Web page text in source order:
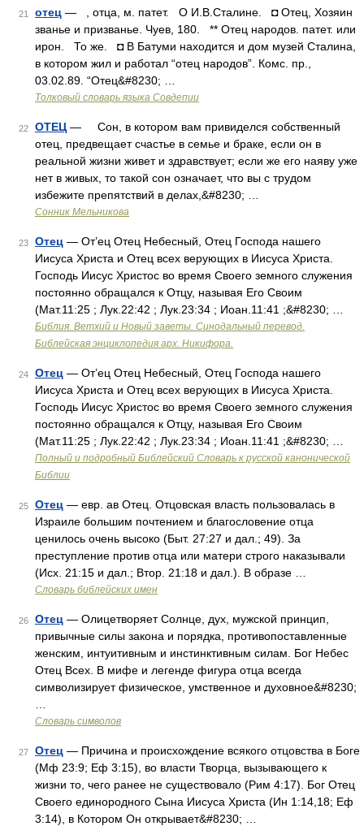
21 отец — , отца, м. патет. О И.В.Сталине. ◘ Отец, Хозяин
званье и призванье. Чуев, 180. ** Отец народов. патет. или
ирон. То же. ◘ В Батуми находится и дом музей Сталина,
в котором жил и работал “отец народов”. Комс. пр.,
03.02.89. “Отец&#8230; …
Толковый словарь языка Совдепии
22 ОТЕЦ — Сон, в котором вам привиделся собственный
отец, предвещает счастье в семье и браке, если он в
реальной жизни живет и здравствует; если же его наяву уже
нет в живых, то такой сон означает, что вы с трудом
избежите препятствий в делах,&#8230; …
Сонник Мельникова
23 Отец — От’ец Отец Небесный, Отец Господа нашего
Иисуса Христа и Отец всех верующих в Иисуса Христа.
Господь Иисус Христос во время Своего земного служения
постоянно обращался к Отцу, называя Его Своим
(Мат.11:25 ; Лук.22:42 ; Лук.23:34 ; Иоан.11:41 ;&#8230; …
Библия. Ветхий и Новый заветы. Синодальный перевод.
Библейская энциклопедия арх. Никифора.
24 Отец — От’ец Отец Небесный, Отец Господа нашего
Иисуса Христа и Отец всех верующих в Иисуса Христа.
Господь Иисус Христос во время Своего земного служения
постоянно обращался к Отцу, называя Его Своим
(Мат.11:25 ; Лук.22:42 ; Лук.23:34 ; Иоан.11:41 ;&#8230; …
Полный и подробный Библейский Словарь к русской канонической
Библии
25 Отец — евр. ав Отец. Отцовская власть пользовалась в
Израиле большим почтением и благословение отца
ценилось очень высоко (Быт. 27:27 и дал.; 49). За
преступление против отца или матери строго наказывали
(Исх. 21:15 и дал.; Втор. 21:18 и дал.). В образе …
Словарь библейских имен
26 Отец — Олицетворяет Солнце, дух, мужской принцип,
привычные силы закона и порядка, противопоставленные
женским, интуитивным и инстинктивным силам. Бог Небес
Отец Всех. В мифе и легенде фигура отца всегда
символизирует физическое, умственное и духовное&#8230;
Словарь символов
27 Отец — Причина и происхождение всякого отцовства в Боге
(Мф 23:9; Еф 3:15), во власти Творца, вызывающего к
жизни то, чего ранее не существовало (Рим 4:17). Бог Отец
Своего единородного Сына Иисуса Христа (Ин 1:14,18; Еф
3:14), в Котором Он открывает&#8230; …